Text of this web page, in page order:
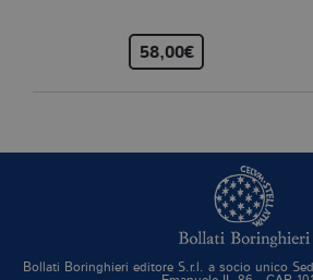
58,00€
Bollati Boringhieri editore S.r.l. a socio unico
sito Web non può essere
correttamente senza i cookie
strettamente necessari. Col
delle condizioni previste dal
cookie analitici sono equiparati ai
tecnici e dunque non
consenso.